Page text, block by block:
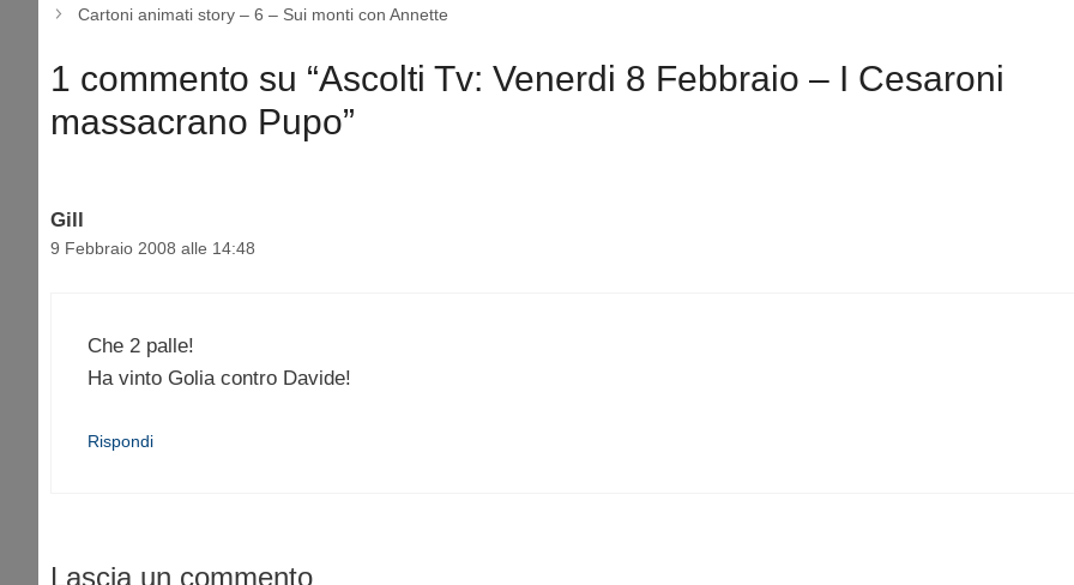
Cartoni animati story – 6 – Sui monti con Annette
1 commento su “Ascolti Tv: Venerdi 8 Febbraio – I Cesaroni
massacrano Pupo”
Gill
9 Febbraio 2008 alle 14:48
Che 2 palle!
Ha vinto Golia contro Davide!
Rispondi
Lascia un commento